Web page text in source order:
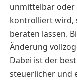
unmittelbar
kontrolliert wird,
beraten lassen.
Änderung
Dabei ist der
steuerlicher und